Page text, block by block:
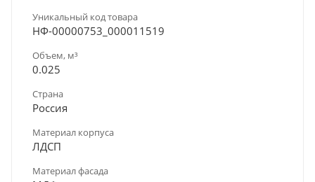
Уникальный код товара
НФ-00000753_000011519
Объем, м³
0.025
Страна
Россия
Материал корпуса
ЛДСП
Материал фасада